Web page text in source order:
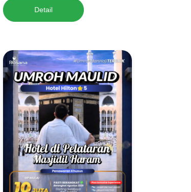
Detail